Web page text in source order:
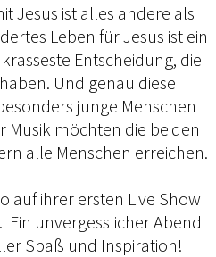
Jesus ist alles andere als
Leben für Jesus ist ein
Entscheidung, die
Und genau diese
junge Menschen
Musik möchten die beiden
alle Menschen erreichen.
auf ihrer ersten Live Show
Ein unvergesslicher Abend
Spaß und Inspiration!